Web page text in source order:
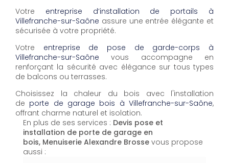
Votre entreprise d’installation de portails à
Villefranche-sur-Saône assure une entrée élégante et
sécurisée à votre propriété.
Votre entreprise de pose de garde-corps à
Villefranche-sur-Saône vous accompagne en
renforçant la sécurité avec élégance sur tous types
de balcons ou terrasses.
Choisissez la chaleur du bois avec l'installation
de porte de garage bois à Villefranche-sur-Saône,
offrant charme naturel et isolation.
En plus de ses services : Devis pose et
installation de porte de garage en
bois, Menuiserie Alexandre Brosse vous propose
aussi :